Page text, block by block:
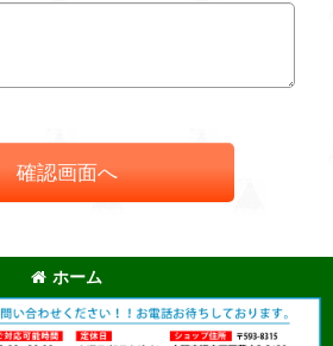
確認画面へ
ホーム